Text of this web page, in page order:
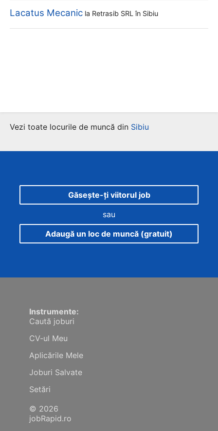
Lacatus Mecanic la Retrasib SRL în Sibiu
Vezi toate locurile de muncă din Sibiu
Găsește-ți viitorul job
sau
Adaugă un loc de muncă (gratuit)
Instrumente:
Caută joburi
CV-ul Meu
Aplicările Mele
Joburi Salvate
Setări
© 2026
jobRapid.ro